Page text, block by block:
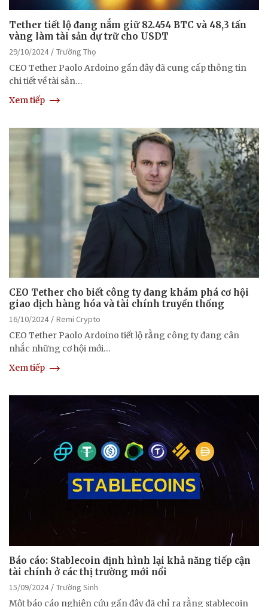
Tether tiết lộ đang nắm giữ 82.454 BTC và 48,3 tấn
vàng làm tài sản dự trữ cho USDT
29/10/2024
Trường Thọ
CEO Tether Paolo Ardoino gần đây đã cung cấp thông tin
chi tiết về tài sản…
Xem tiếp
CEO Tether cho biết công ty đang khám phá cơ hội
giao dịch hàng hóa và tài chính truyền thống
16/10/2024
Remi Crypto
CEO Tether Paolo Ardoino tiết lộ rằng công ty đang cân
nhắc những cơ hội mới…
Xem tiếp
Báo cáo: Stablecoin định hình lại khả năng tiếp cận
tài chính ở các thị trường mới nổi
15/09/2024
Trường Sinh
Một báo cáo nghiên cứu gần đây đã chỉ ra rằng stablecoin